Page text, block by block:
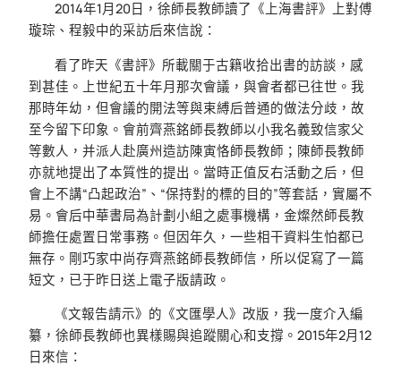
2014年1月20日，徐師長教師讀了《上海書評》上對傅
璇琮、程毅中的采訪后來信說：
看了昨天《書評》所載關于古籍收拾出書的訪談，感
到甚佳。上世紀五十年月那次會議，與會者都已往世。我
那時年幼，但會議的開法等與束縛后普通的做法分歧，故
至今留下印象。會前齊燕銘師長教師以小我名義致信家父
等數人，并派人赴廣州造訪陳寅恪師長教師；陳師長教師
亦就地提出了本質性的提出。當時正值反右活動之后，但
會上不講“凸起政治”、“保持對的標的目的”等套話，實屬不
易。會后中華書局為計劃小組之處事機構，金燦然師長教
師擔任處置日常事務。但因年久，一些相干資料生怕都已
無存。剛巧家中尚存齊燕銘師長教師信，所以促寫了一篇
短文，已于昨日送上電子版請政。
《文報告請示》的《文匯學人》改版，我一度介入編
纂，徐師長教師也異樣賜與追蹤關心和支撐。2015年2月12
日來信：